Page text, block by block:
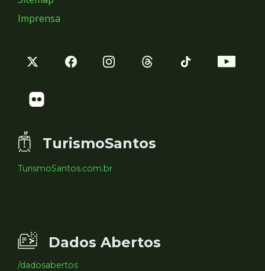
Imprensa
TurismoSantos
TurismoSantos.com.br
Dados Abertos
/dadosabertos